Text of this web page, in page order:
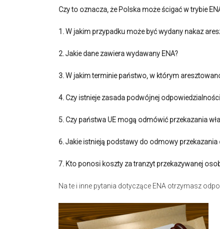
Czy to oznacza, że Polska może ścigać w trybie
1. W jakim przypadku może być wydany nakaz
2. Jakie dane zawiera wydawany ENA?
3. W jakim terminie państwo, w którym
4. Czy istnieje zasada podwójnej
5. Czy państwa UE mogą odmówić przekazania
6. Jakie istnieją podstawy do odmowy przekazania
7. Kto ponosi koszty za tranzyt przekazywanej
Na te i inne pytania dotyczące ENA otrzymasz